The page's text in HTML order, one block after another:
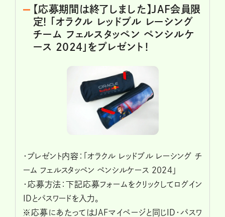
【応募期間は終了しました】JAF会員限
定! 「オラクル レッドブル レーシング
チーム フェルスタッペン ペンシルケ
ース 2024」をプレゼント！
・プレゼント内容：「オラクル レッドブル レーシング チ
ーム フェルスタッペン ペンシルケース 2024」
・応募方法：下記応募フォームをクリックしてログイン
IDとパスワードを入力。
※応募にあたってはJAFマイページと同じID・パスワ